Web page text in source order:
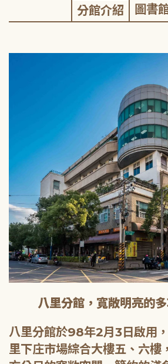
分館介紹 圖書
八里分館，寬敞明亮的
八里分館於98年2月3日啟用
里下庄市場綜合大樓五、六樓